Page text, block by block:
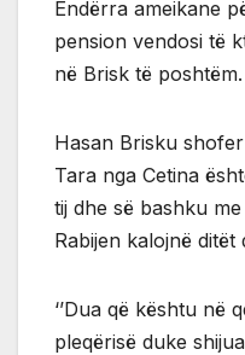
Ëndërra ameikane
pension vendosi të
në Brisk të poshtëm.
Hasan Brisku
Tara nga Cetina
tij dhe së bashku
Rabijen kalojnë
‘’Dua që kështu në
pleqërisë duke